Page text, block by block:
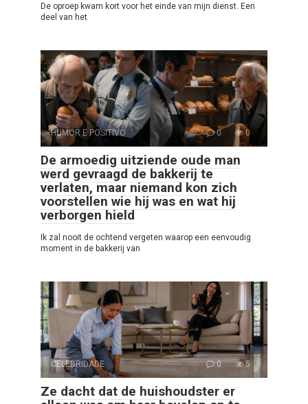
De oproep kwam kort voor het einde van mijn dienst. Een
deel van het
HUMOR E POSITIVO 0 0
De armoedig uitziende oude man
werd gevraagd de bakkerij te
verlaten, maar niemand kon zich
voorstellen wie hij was en wat hij
verborgen hield
Ik zal nooit de ochtend vergeten waarop een eenvoudig
moment in de bakkerij van
CELEBRIDADE 0 5
Ze dacht dat de huishoudster er